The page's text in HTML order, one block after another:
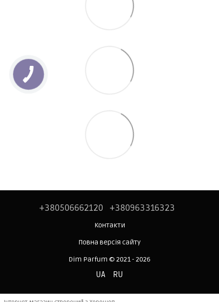
+380506662120 +380963316323
Контакти
Повна версія сайту
Dim Parfum © 2021 - 2026
UA RU